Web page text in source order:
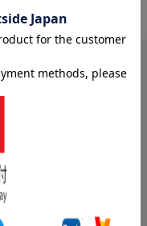
4.17
います
（と言ってもそれほどひ
コメントに引いてしまい